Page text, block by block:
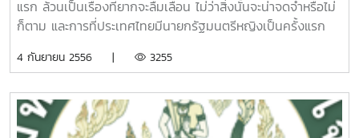
ข้อความจาก มติชนออนไลน์ : http://www.matichon.co.th
เพราะทุกมหาวิทยาลัยมีการเรียนการสอนพร้อมกันในเดือน
เมษายนนี้หรือไม่ ที่ทำให้ปีนี้ยอดการใช้ไฟสูงสุด (Peak) ของ
ประเทศถูกทำลายสถิติลงไปหลายครั้ง ประการที่สาม ดังเป็นที่
ทราบกันดีว่า เดือนเมษายนมีวันหยุดมาก ทั้งวันจักรีและวัน
สงกรานต์ ซึ่งต้องหยุดไปอย่างน้อยก็ 4-5 วัน การเรียนการสอน
ในเดือนนี้จึงไม่ปะติดปะต่อ เรียนๆ หยุดๆ ประสิทธิภาพการเรียน
เคียงแทน เช่น คำว่า "เพื่อน" เลยกลายเป็น "เพิ้ล" เป็นต้น การ
ถูกตัดทิ้งไป เพราะภาษาที่ใช้ในโซเชียลมีเดียไม่เน้นที่รูปแต่เน้นที่
เสียงเป็นสำคัญ (ตัวการันต์จึงไม่มีประโยชน์) คำว่า "จันทร์" จึง
เขียนเป็น "จัน" คำว่า "เทศน์" จึงเขียนเป็น "เทด" คำว่า "พิมพ์"
จึงเขียนเป็น "พิม" และคำว่า "สัตว์" จึงเขียนเป็น "สัด" หรือ "สัส"
ฤดูร้อนทำให้เกิดฝนและลูกเห็บตก แม้จะเกิดได้ค่อนข้างถี่มากที่สุด
บรรเทาความแห้งแล้งและลดอุณหภูมิอากาศลงได้บ้างเฉพาะ
และความแห้งแล้งในภาพรวมได้สงกรานต์นับเป็นเทศกาลที่
สอดคล้องกับสภาพภูมิอากาศในเดือนนี้เป็นอย่างยิ่ง การหยุด
หมอกควันในภาคเหนือตอนบนจะไม่รุนแรงเข้าขั้นวิกฤติเหมือ
นทุกๆ ปีที่ผ่านมา แต่พอฝนทิ้งช่วงได้ไม่นาน จังหวัดเชียงใหม่ก็
เดือนมีนาคมเป็นต้นมา)ทั้งนี้สามารถรับรู้ได้โดยตรงจากทัศนวิสัย
เชียงใหม่ไม่สามารถมองเห็นตัวเมืองเชียงใหม่ได้ จนกว่าเครื่อง
บินจะลดเพดานบินลงมาใกล้พื้นดิน หรือไม่อาจมองเห็นดอยสุเทพ
แรก ล้วนเป็นเรื่องที่ยากจะลืมเลือน ไม่ว่าสิ่งนั้นจะน่าจดจำหรือไม่
ก็ตาม และการที่ประเทศไทยมีนายกรัฐมนตรีหญิงเป็นครั้งแรก
ต้องมีอะไรมาเป็นข้อบ่งชี้ว่า เรื่องนี้ควรเป็นเรื่องที่น่าประทับใจและ
ต้องพยายามลืมๆกันไป ทั้งนี้เพราะผลงานที่ผ่านมาในรอบปีกว่า
ของฯพณฯนายกรัฐมนตรีหญิงคนแรกของประเทศไทยนั้น ยังไม่
4 กันยายน 2556 | 3255